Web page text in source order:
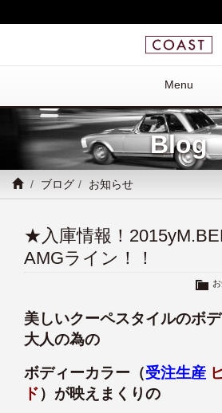
Menu
Blog
ブログ お知らせ
★入庫情報！
AMGライン！！
美しいクーペスタイルのボ
大人の為の
ボディーカラー（受注生産
ド）が映えまくりの